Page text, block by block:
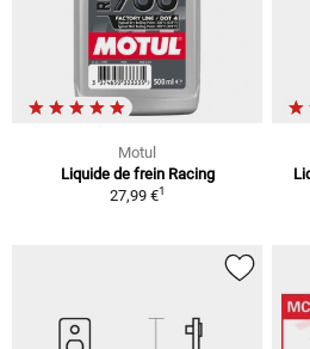
Motul
Liquide de frein Racing
27,99 €1